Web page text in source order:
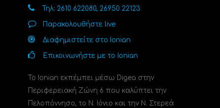
Τηλ: 2610 622080, 26950 22123
Παρακολουθήστε live
Διαφημιστείτε στο Ionian
Επικοινωνήστε με το Ionian
Το Ionian εκπέμπει μέσω Digea στην
Περιφερειακή Ζώνη 6 που καλύπτει την
Πελοπόννησο, το N. Ιόνιο και την Ν. Στερεά